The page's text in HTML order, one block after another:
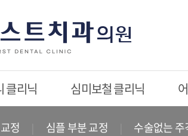
클리닉 심미보철 클리닉
정 심플 부분 교정 수술없는 주